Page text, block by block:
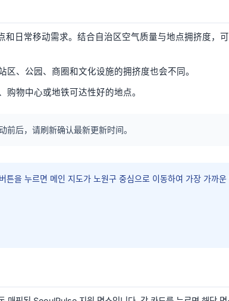
和日常移动需求。结合自治区空气质量与地点拥挤度，
、公园、商圈和文化设施的拥挤度也会不同。
物中心或地铁可达性好的地点。
前后，请刷新确认最新更新时间。
튼을 누르면 메인 지도가 노원구 중심으로 이동하여 가장 가까운